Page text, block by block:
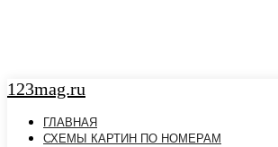
123mag.ru
ГЛАВНАЯ
СХЕМЫ КАРТИН ПО НОМЕРАМ